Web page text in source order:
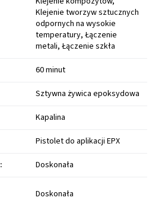
Klejenie tworzyw sztucznych
odpornych na wysokie
temperatury, Łączenie
metali, Łączenie szkła
60 minut
Sztywna żywica epoksydowa
Kapalina
Pistolet do aplikacji EPX
:
Doskonała
Doskonała